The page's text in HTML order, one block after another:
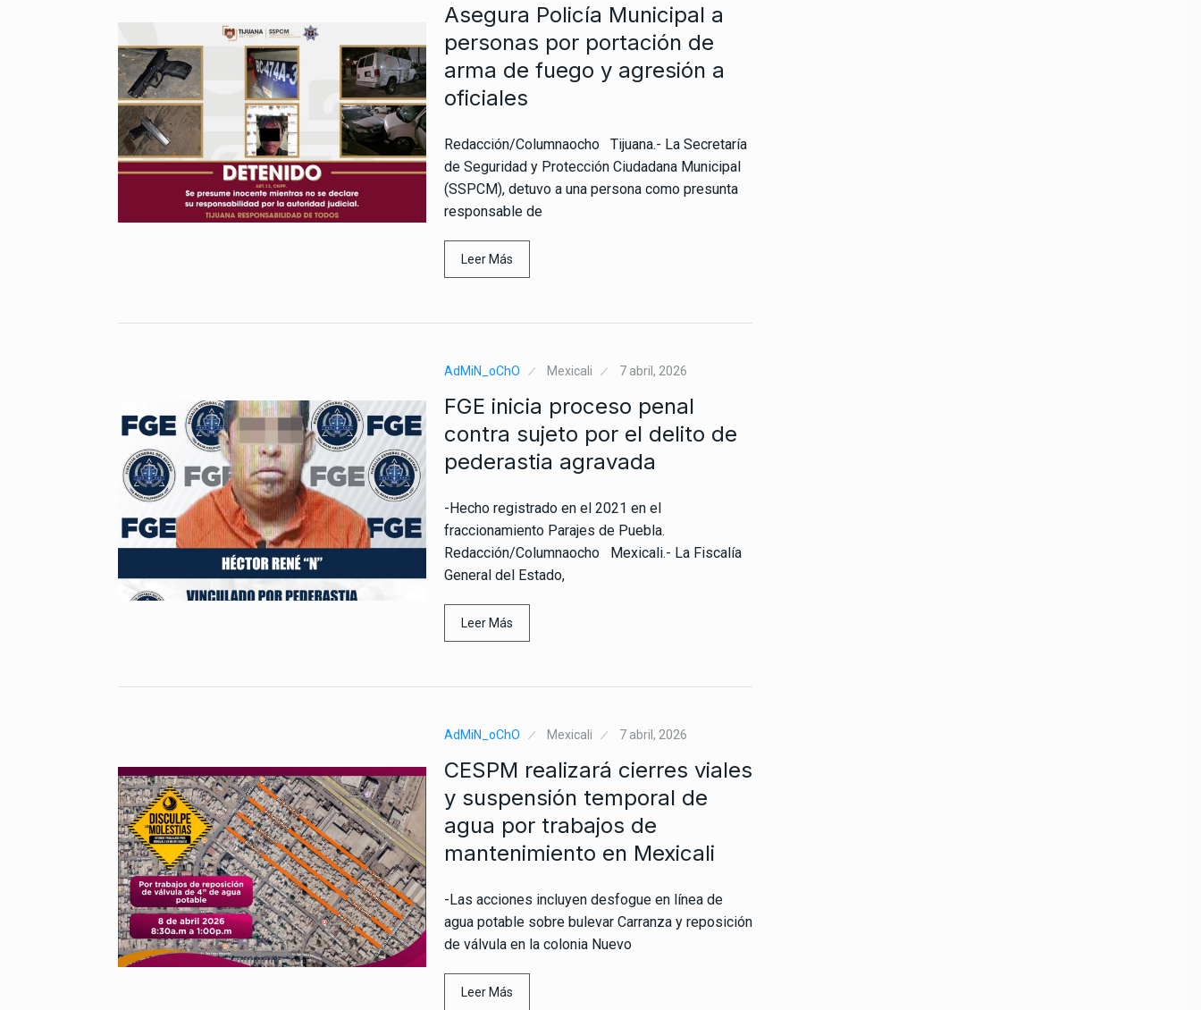
Asegura Policía Municipal a
personas por portación de
arma de fuego y agresión a
oficiales
Redacción/Columnaocho Tijuana.- La Secretaría
de Seguridad y Protección Ciudadana Municipal
(SSPCM), detuvo a una persona como presunta
responsable de
Leer Más
AdMiN_oChO Mexicali 7 abril, 2026
FGE inicia proceso penal
contra sujeto por el delito de
pederastia agravada
-Hecho registrado en el 2021 en el
fraccionamiento Parajes de Puebla.
Redacción/Columnaocho Mexicali.- La Fiscalía
General del Estado,
Leer Más
AdMiN_oChO Mexicali 7 abril, 2026
CESPM realizará cierres viales
y suspensión temporal de
agua por trabajos de
mantenimiento en Mexicali
-Las acciones incluyen desfogue en línea de
agua potable sobre bulevar Carranza y reposición
de válvula en la colonia Nuevo
Leer Más